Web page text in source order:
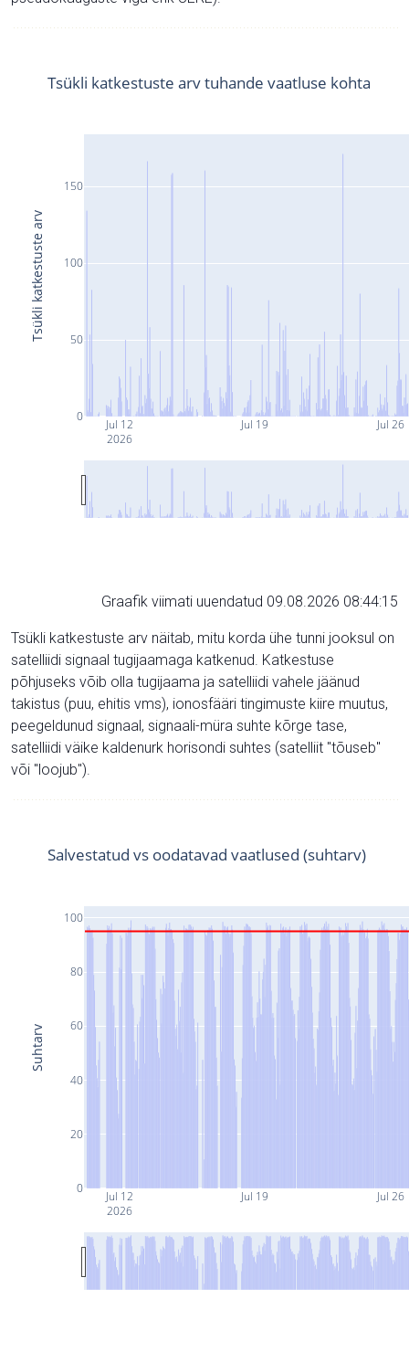
Jul 12
2026
Jul 19 Jul 26
0
50
100
150
Tsükli katkestuste arv tuhande vaatluse kohta
Tsükli katkestuste arv
Graafik viimati uuendatud 09.08.2026 08:44:15
Tsükli katkestuste arv näitab, mitu korda ühe tunni jooksul on
satelliidi signaal tugijaamaga katkenud. Katkestuse
põhjuseks võib olla tugijaama ja satelliidi vahele jäänud
takistus (puu, ehitis vms), ionosfääri tingimuste kiire muutus,
peegeldunud signaal, signaali-müra suhte kõrge tase,
satelliidi väike kaldenurk horisondi suhtes (satelliit "tõuseb"
või "loojub").
Jul 12
2026
Jul 19 Jul 26
0
20
40
60
80
100
Salvestatud vs oodatavad vaatlused (suhtarv)
Suhtarv